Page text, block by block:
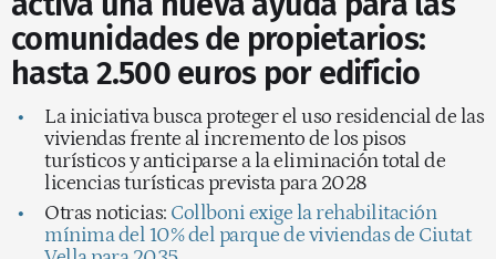
comunidades de propietarios:
hasta 2.500 euros por edificio
La iniciativa busca proteger el uso residencial de las
viviendas frente al incremento de los pisos
turísticos y anticiparse a la eliminación total de
licencias turísticas prevista para 2028
Otras noticias: Collboni exige la rehabilitación
mínima del 10% del parque de viviendas de Ciutat